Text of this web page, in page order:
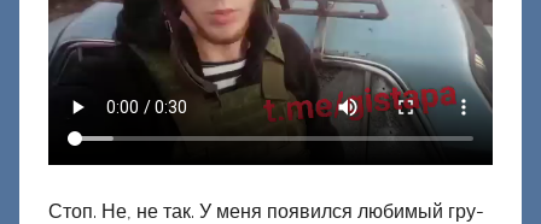
н
е
ц
к
и
Стоп. Не, не так. У меня появился любимый гру-